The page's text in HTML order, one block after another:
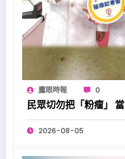
鷹眼時報 0
民眾切勿把「粉瘤」
2026-08-05